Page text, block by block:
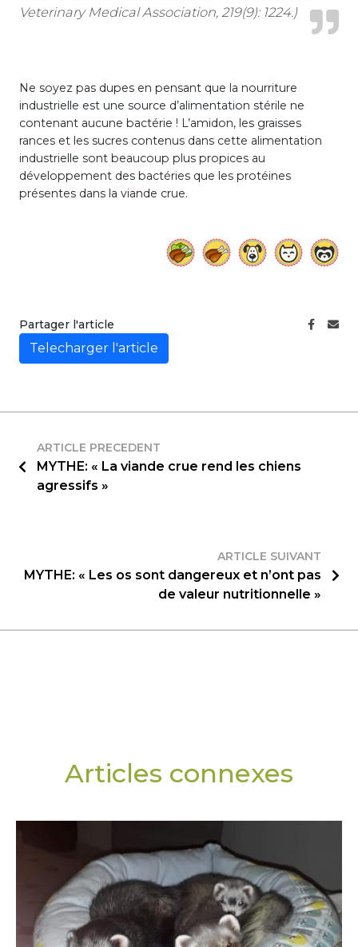
Veterinary Medical Association, 219(9): 1224.)
Ne soyez pas dupes en pensant que la nourriture
industrielle est une source d’alimentation stérile ne
contenant aucune bactérie ! L’amidon, les graisses
rances et les sucres contenus dans cette alimentation
industrielle sont beaucoup plus propices au
développement des bactéries que les protéines
présentes dans la viande crue.
Partager l'article
Telecharger l'article
ARTICLE PRECEDENT
MYTHE: « La viande crue rend les chiens
agressifs »
ARTICLE SUIVANT
MYTHE: « Les os sont dangereux et n’ont pas
de valeur nutritionnelle »
Articles connexes